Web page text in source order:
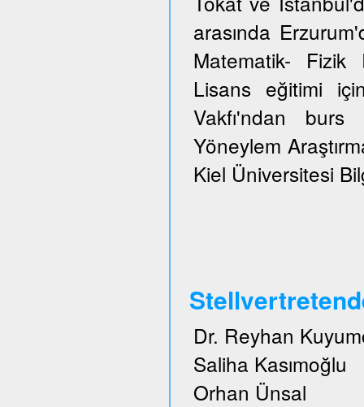
arasında
Matematik-
Lisans eğitimi
Vakfı'ndan burs
Yöneylem
Kiel Üniversitesi
Dr. Reyhan
Saliha Kasımoğlu
Orhan Ünsal